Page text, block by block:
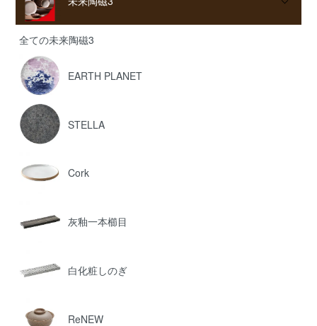
全ての未来陶磁3
EARTH PLANET
STELLA
Cork
灰釉一本櫛目
白化粧しのぎ
ReNEW